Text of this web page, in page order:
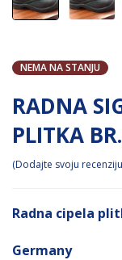
NEMA NA STANJU
RADNA
PLITKA
Dodajte svoju recenziju
Radna cipela
Germany